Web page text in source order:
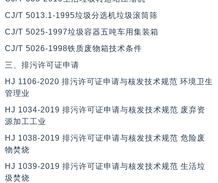
CJ/T 5013.1-1995垃圾分选机垃圾滚筒筛
CJ/T 5025-1997垃圾容器五吨车用集装箱
CJ/T 5026-1998铁质废物箱技术条件
三、排污许可证申请
HJ 1106-2020 排污许可证申请与核发技术规范 环境卫生
管理业
HJ 1034-2019 排污许可证申请与核发技术规范 废弃资
源加工工业
HJ 1038-2019 排污许可证申请与核发技术规范 危险废
物焚烧
HJ 1039-2019 排污许可证申请与核发技术规范 生活垃
圾焚烧